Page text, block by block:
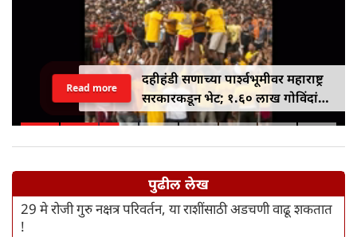
दहीहंडी सणाच्या पार्श्वभूमीवर महाराष्ट्र
सरकारकडून भेट; १.६० लाख गोविंदांना
१० लाख रुपयांपर्यंतचे विमा संरक्षण
Read more
पुढील लेख
29 मे रोजी गुरु नक्षत्र परिवर्तन, या राशींसाठी अडचणी वाढू शकतात
!